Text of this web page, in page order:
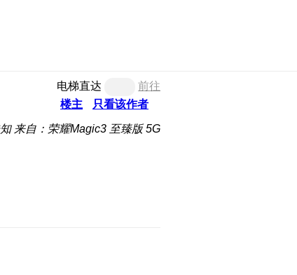
电梯直达
前往
楼主
只看该作者
来自：荣耀Magic3 至臻版 5G